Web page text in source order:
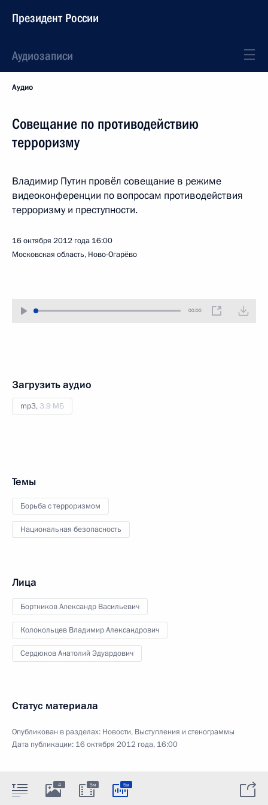
Президент России
Аудиозаписи
Аудио
Совещание по противодействию
терроризму
Владимир Путин провёл совещание в режиме
видеоконференции по вопросам противодействия
терроризму и преступности.
16 октября 2012 года 16:00
Московская область, Ново-Огарёво
00:00
Загрузить аудио
mp3, 3.9 МБ
Темы
Борьба с терроризмом
Национальная безопасность
Лица
Бортников Александр Васильевич
Колокольцев Владимир Александрович
Сердюков Анатолий Эдуардович
Статус материала
Опубликован в разделах: Новости, Выступления и стенограммы
Дата публикации: 16 октября 2012 года, 16:00
4 5м 5м